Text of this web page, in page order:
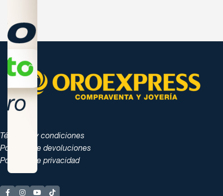
Términos y condiciones
Políticas de devoluciones
Políticas de privacidad